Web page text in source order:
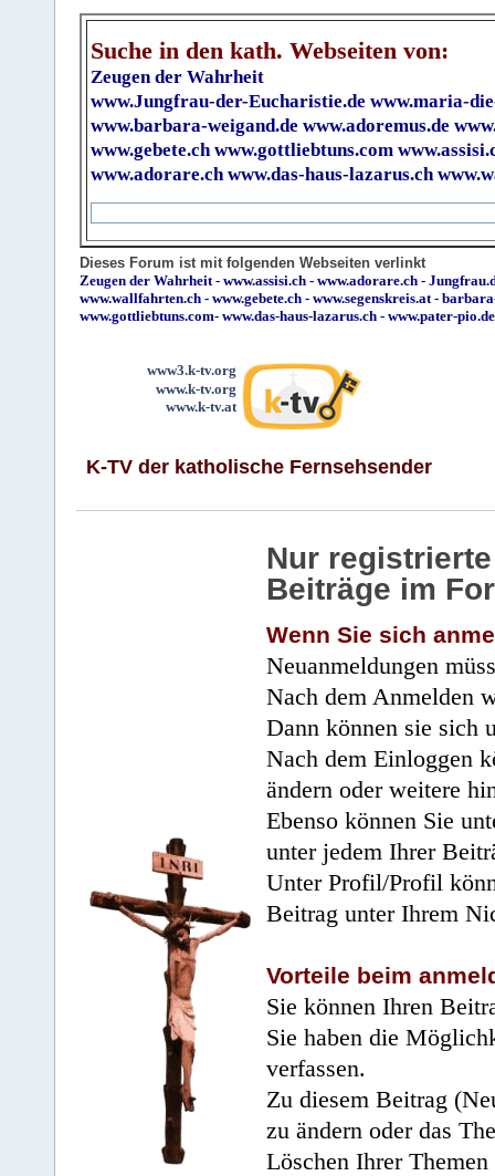
Suche in den kath. Webseiten von:
Zeugen der Wahrheit
www.Jungfrau-der-Eucharistie.de www.maria-
www.barbara-weigand.de www.adoremus.de
www.gebete.ch www.gottliebtuns.com
www.adorare.ch www.das-haus-lazarus.ch
Dieses Forum ist mit folgenden Webseiten verlinkt
Zeugen der Wahrheit- www.assisi.ch - www.adorare.ch -
www.wallfahrten.ch - www.gebete.ch - www.segenskreis.at-
www.gottliebtuns.com- www.das-haus-lazarus.ch - www.pater-pio.de
www3.k-tv.org
www.k-tv.org
www.k-tv.at
K-TV der katholische Fernsehsender
Nur
Beiträge im
Wenn Sie sich
Neuanmeldungen
Nach dem Anmelden
Dann können sie sich
Nach dem Einloggen
ändern oder weitere
Ebenso können Sie
unter jedem Ihrer
Unter Profil/Profil
Beitrag unter Ihrem
Vorteile beim
Sie können Ihren
Sie haben die
verfassen.
Zu diesem Beitrag
zu ändern oder das
Löschen Ihrer